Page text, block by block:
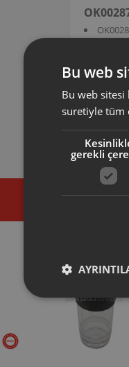
Arzum
ürününüz
Ürününüz
ekleyip,
Bu web
Bu web sitesi
suretiyle tüm
gerekli